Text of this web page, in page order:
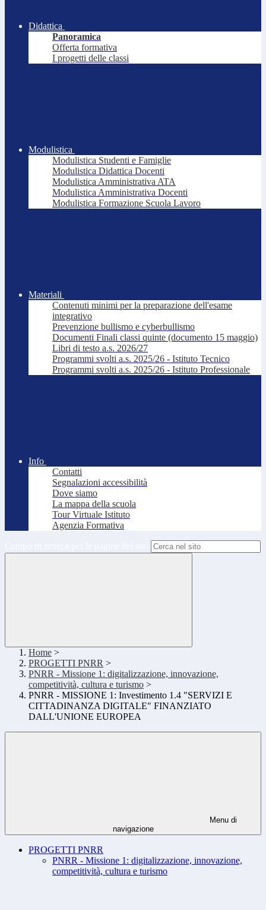
Didattica
Panoramica
Offerta formativa
I progetti delle classi
Modulistica
Modulistica Studenti e Famiglie
Modulistica Didattica Docenti
Modulistica Amministrativa ATA
Modulistica Amministrativa Docenti
Modulistica Formazione Scuola Lavoro
Materiali
Contenuti minimi per la preparazione dell'esame
integrativo
Prevenzione bullismo e cyberbullismo
Documenti Finali classi quinte (documento 15 maggio)
Libri di testo a.s. 2026/27
Programmi svolti a.s. 2025/26 - Istituto Tecnico
Programmi svolti a.s. 2025/26 - Istituto Professionale
Info
Contatti
Segnalazioni accessibilità
Dove siamo
La mappa della scuola
Tour Virtuale Istituto
Agenzia Formativa
Home >
PROGETTI PNRR >
PNRR - Missione 1: digitalizzazione, innovazione,
competitività, cultura e turismo >
PNRR - MISSIONE 1: Investimento 1.4 "SERVIZI E
CITTADINANZA DIGITALE" FINANZIATO
DALL'UNIONE EUROPEA
Menu di
navigazione
PROGETTI PNRR
PNRR - Missione 1: digitalizzazione, innovazione,
competitività, cultura e turismo